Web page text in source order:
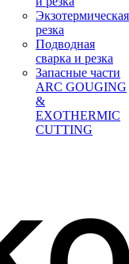
Экзотермическая
резка
Подводная
сварка и резка
Запасные части
ARC GOUGING
&
EXOTHERMIC
CUTTING